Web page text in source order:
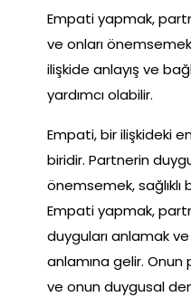
Empati yapmak,
ve onları
ilişkide anlayış ve
yardımcı olabilir.
Empati, bir ilişkideki
biridir. Partnerin
önemsemek,
Empati yapmak,
duyguları anlamak
anlamına gelir.
ve onun duygusal